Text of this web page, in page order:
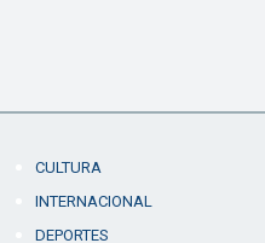
CULTURA
INTERNACIONAL
DEPORTES